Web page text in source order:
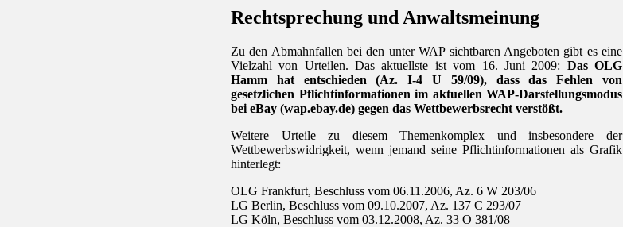
Rechtsprechung und Anwaltsmeinung
Zu den Abmahnfallen bei den unter WAP sichtbaren Angeboten gibt es eine
Vielzahl von Urteilen. Das aktuellste ist vom 16. Juni 2009: Das OLG
Hamm hat entschieden (Az. I-4 U 59/09), dass das Fehlen von
gesetzlichen Pflichtinformationen im aktuellen WAP-Darstellungsmodus
bei eBay (wap.ebay.de) gegen das Wettbewerbsrecht verstößt.
Weitere Urteile zu diesem Themenkomplex und insbesondere der
Wettbewerbswidrigkeit, wenn jemand seine Pflichtinformationen als Grafik
hinterlegt:
OLG Frankfurt, Beschluss vom 06.11.2006, Az. 6 W 203/06
LG Berlin, Beschluss vom 09.10.2007, Az. 137 C 293/07
LG Köln, Beschluss vom 03.12.2008, Az. 33 O 381/08